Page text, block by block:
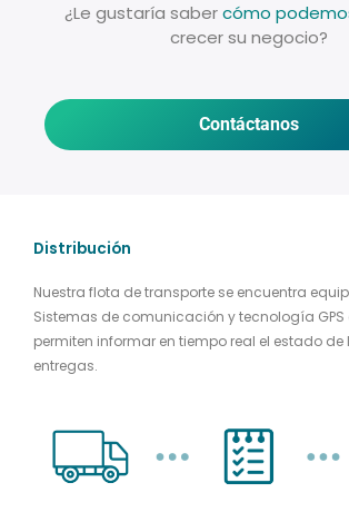
¿Le gustaría sabercómo
crecer su negocio?
Contáctanos
Distribución
Nuestra flota de transporte se encuentra
Sistemas de comunicación y tecnología GPS
permiten informar en tiempo real el estado de
entregas.